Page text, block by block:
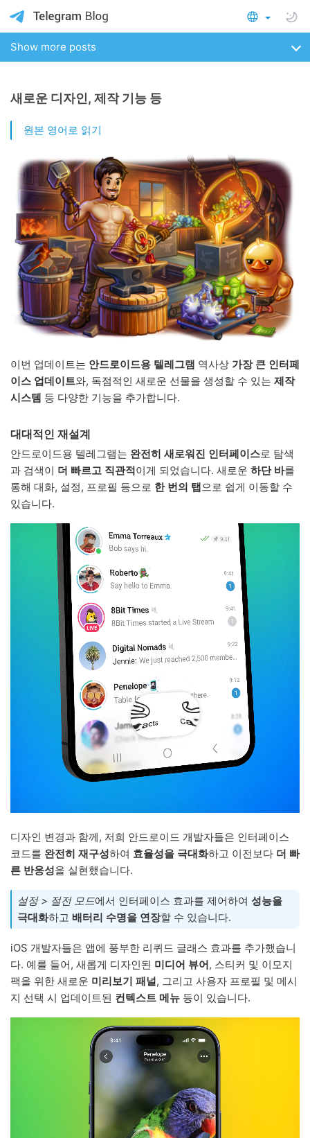
Show more posts
새로운 디자인, 제작 기능 등
원본 영어로 읽기
이번 업데이트는 안드로이드용 텔레그램 역사상 가장 큰 인터페
이스 업데이트와, 독점적인 새로운 선물을 생성할 수 있는 제작
시스템 등 다양한 기능을 추가합니다.
대대적인 재설계
안드로이드용 텔레그램는 완전히 새로워진 인터페이스로 탐색
과 검색이 더 빠르고 직관적이게 되었습니다. 새로운 하단 바를
통해 대화, 설정, 프로필 등으로 한 번의 탭으로 쉽게 이동할 수
있습니다.
디자인 변경과 함께, 저희 안드로이드 개발자들은 인터페이스
코드를 완전히 재구성하여 효율성을 극대화하고 이전보다 더 빠
른 반응성을 실현했습니다.
설정 > 절전 모드에서 인터페이스 효과를 제어하여 성능을
극대화하고 배터리 수명을 연장할 수 있습니다.
iOS 개발자들은 앱에 풍부한 리퀴드 글래스 효과를 추가했습니
다. 예를 들어, 새롭게 디자인된 미디어 뷰어, 스티커 및 이모지
팩을 위한 새로운 미리보기 패널, 그리고 사용자 프로필 및 메시
지 선택 시 업데이트된 컨텍스트 메뉴 등이 있습니다.